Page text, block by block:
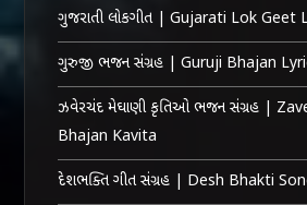
ગુજરાતી લોકગીત | Gujarati Lok Geet
ગુરુજી ભજન સંગ્રહ | Guruji Bhajan
ઝવેરચંદ મેઘાણી કૃતિઓ ભજન સંગ્રહ |
Bhajan Kavita
દેશભક્તિ ગીત સંગ્રહ | Desh Bhakti